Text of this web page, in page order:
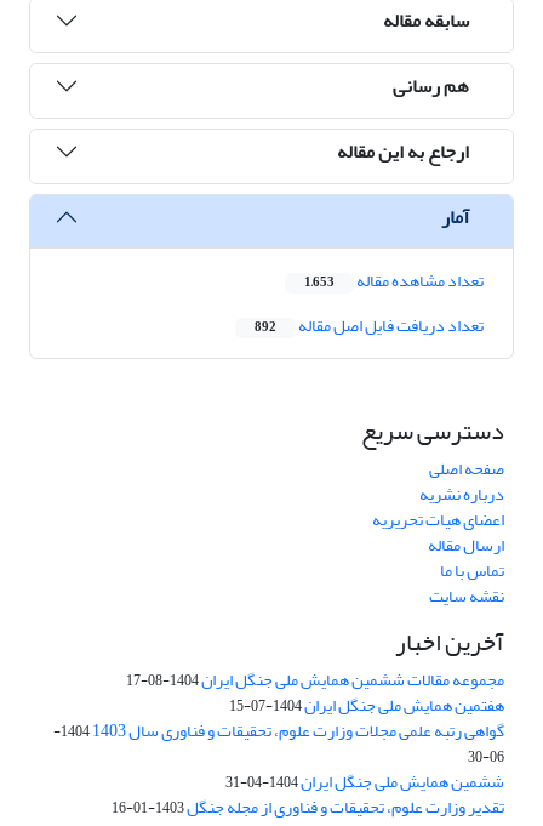
سابقه مقاله
هم رسانی
ارجاع به این مقاله
آمار
تعداد مشاهده مقاله 1,653
تعداد دریافت فایل اصل مقاله 892
دسترسی سریع
صفحه اصلی
درباره نشریه
اعضای هیات تحریریه
ارسال مقاله
تماس با ما
نقشه سایت
آخرین اخبار
مجموعه مقالات ششمین همایش ملی جنگل ایران1404-08-17
هفتمین همایش ملی جنگل ایران1404-07-15
گواهی رتبه علمی مجلات وزارت علوم، تحقیقات و فناوری سال 1403
1404-
06-30
ششمین همایش ملی جنگل ایران1404-04-31
تقدیر وزارت علوم، تحقیقات و فناوری از مجله جنگل1403-01-16